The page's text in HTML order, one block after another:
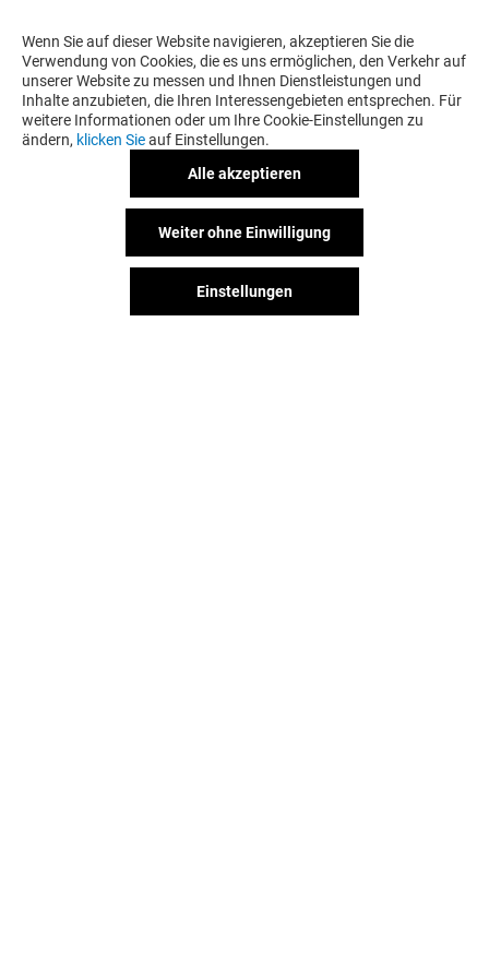
Wenn Sie auf dieser Website navigieren, akzeptieren Sie die
Verwendung von Cookies, die es uns ermöglichen, den Verkehr auf
unserer Website zu messen und Ihnen Dienstleistungen und
Inhalte anzubieten, die Ihren Interessengebieten entsprechen. Für
weitere Informationen oder um Ihre Cookie-Einstellungen zu
ändern, klicken Sieauf Einstellungen.
Alle akzeptieren
Weiter ohne Einwilligung
Einstellungen